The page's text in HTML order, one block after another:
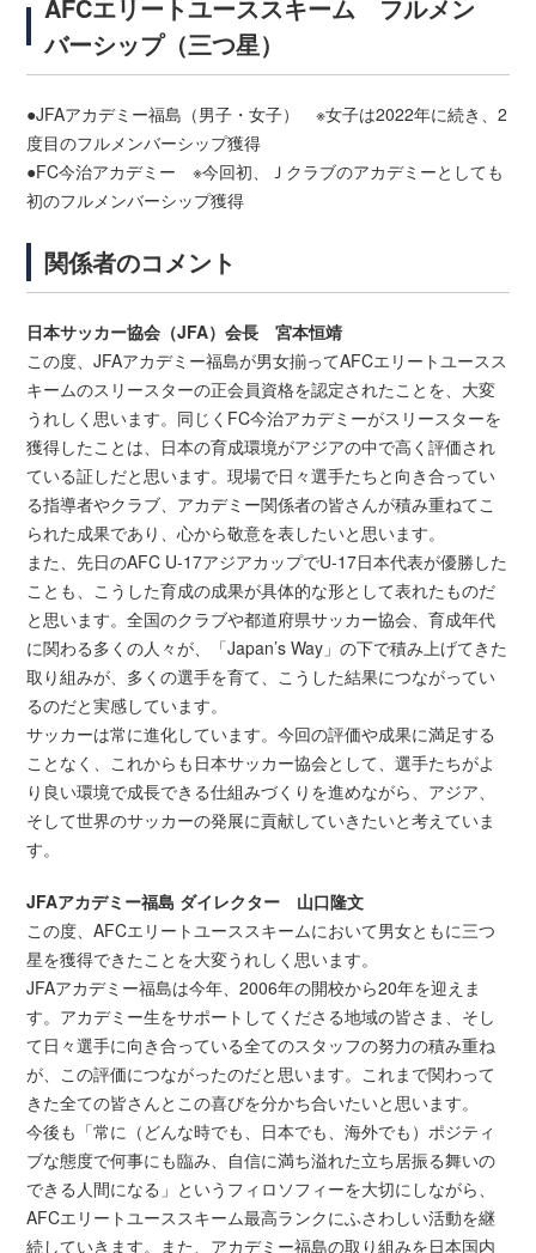
AFCエリートユーススキーム フルメン
バーシップ（三つ星）
●JFAアカデミー福島（男子・女子） ※女子は2022年に続き、2
度目のフルメンバーシップ獲得
●FC今治アカデミー ※今回初、Ｊクラブのアカデミーとしても
初のフルメンバーシップ獲得
関係者のコメント
日本サッカー協会（JFA）会長 宮本恒靖
この度、JFAアカデミー福島が男女揃ってAFCエリートユースス
キームのスリースターの正会員資格を認定されたことを、大変
うれしく思います。同じくFC今治アカデミーがスリースターを
獲得したことは、日本の育成環境がアジアの中で高く評価され
ている証しだと思います。現場で日々選手たちと向き合ってい
る指導者やクラブ、アカデミー関係者の皆さんが積み重ねてこ
られた成果であり、心から敬意を表したいと思います。
また、先日のAFC U-17アジアカップでU-17日本代表が優勝した
ことも、こうした育成の成果が具体的な形として表れたものだ
と思います。全国のクラブや都道府県サッカー協会、育成年代
に関わる多くの人々が、「Japan’s Way」の下で積み上げてきた
取り組みが、多くの選手を育て、こうした結果につながってい
るのだと実感しています。
サッカーは常に進化しています。今回の評価や成果に満足する
ことなく、これからも日本サッカー協会として、選手たちがよ
り良い環境で成長できる仕組みづくりを進めながら、アジア、
そして世界のサッカーの発展に貢献していきたいと考えていま
す。
JFAアカデミー福島 ダイレクター 山口隆文
この度、AFCエリートユーススキームにおいて男女ともに三つ
星を獲得できたことを大変うれしく思います。
JFAアカデミー福島は今年、2006年の開校から20年を迎えま
す。アカデミー生をサポートしてくださる地域の皆さま、そし
て日々選手に向き合っている全てのスタッフの努力の積み重ね
が、この評価につながったのだと思います。これまで関わって
きた全ての皆さんとこの喜びを分かち合いたいと思います。
今後も「常に（どんな時でも、日本でも、海外でも）ポジティ
ブな態度で何事にも臨み、自信に満ち溢れた立ち居振る舞いの
できる人間になる」というフィロソフィーを大切にしながら、
AFCエリートユーススキーム最高ランクにふさわしい活動を継
続していきます。また、アカデミー福島の取り組みを日本国内